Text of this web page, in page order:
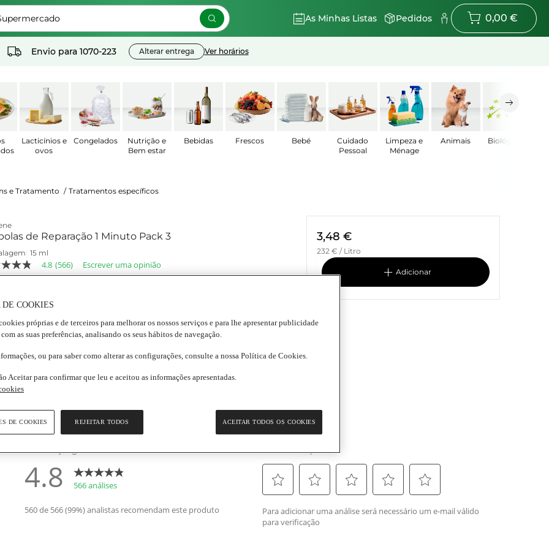
As Minhas Listas Pedidos 0,00 €
Envio para 1070-223 Alterar entrega Ver horários
Lacticínios e
ovos
Congelados
Nutrição e
Bem estar
Bebidas Frescos Bebé
Cuidado
Pessoal
Limpeza e
Ménage
Animais Biológicos
e Tratamento / Tratamentos específicos
de Reparação 1 Minuto Pack 3
15 ml
4.8 (566)
Escrever uma opinião
3,48 €
232 € / Litro
adicionar
COOKIES
próprias e de terceiros para melhorar os nossos serviços e para lhe apresentar publicidade
as suas preferências, analisando os seus hábitos de navegação.
ou para saber como alterar as configurações, consulte a nossa Política de Cookies.
Aceitar para confirmar que leu e aceitou as informações apresentadas.
REJEITAR TODOS ACEITAR TODOS OS COOKIES
DE COOKIES